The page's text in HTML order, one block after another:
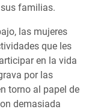
familias.
las mujeres
que les
en la vida
por las
torno al papel de
demasiada